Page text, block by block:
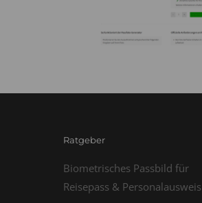
Ratgeber
Biometrisches Passbild für
Reisepass & Personalausweis